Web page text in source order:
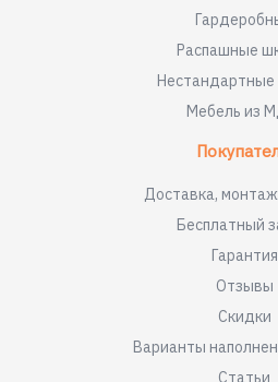
Распашные
Нестандартные
Мебель из
Доставка,
Бесплатный
Гарантия
Отзывы
Скидки
Варианты
Статьи